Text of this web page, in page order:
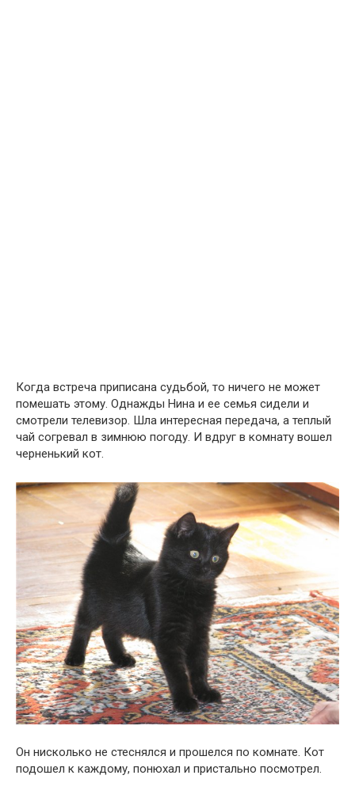
Когда встреча приписана судьбой, то ничего не может
помешать этому. Однажды Нина и ее семья сидели и
смотрели телевизор. Шла интересная передача, а теплый
чай согревал в зимнюю погоду. И вдруг в комнату вошел
черненький кот.
Он нисколько не стеснялся и прошелся по комнате. Кот
подошел к каждому, понюхал и пристально посмотрел.